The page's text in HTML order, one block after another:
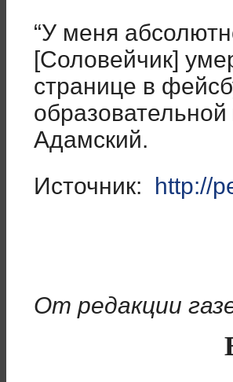
“У меня
[Соловейчик]
странице в
Адамский.
Источник: http://
От редакции